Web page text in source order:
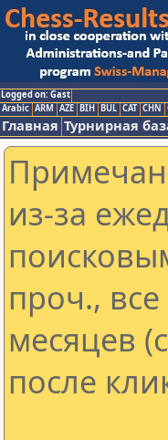
Logged on: Gast
Arabic ARM AZE BIH BUL CAT CHN
Главная Турнирная
из-за
проч.,
месяцев
после